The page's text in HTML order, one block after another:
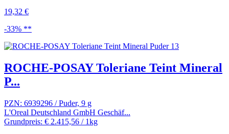
19,32 €
-33% **
ROCHE-POSAY Toleriane Teint Mineral
P...
PZN: 6939296 / Puder, 9 g
L'Oreal Deutschland GmbH Geschäf...
Grundpreis: € 2.415,56 / 1kg